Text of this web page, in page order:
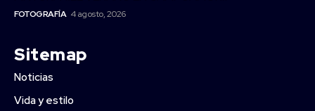
FOTOGRAFÍA 4 agosto, 2026
Sitemap
Noticias
Vida y estilo